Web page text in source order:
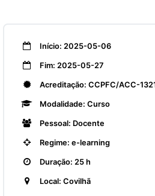
Início: 2025-05-06
Fim: 2025-05-27
Acreditação: CCPFC/ACC-
Modalidade: Curso
Pessoal: Docente
Regime: e-learning
Duração: 25 h
Local: Covilhã